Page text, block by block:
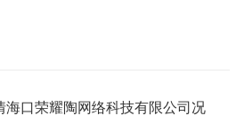
海口荣耀陶网络科技有限公司况